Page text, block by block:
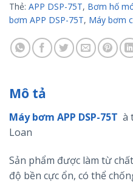
Thẻ: APP DSP-75T, Bơm hố
bơm APP DSP-75T, Máy bơm
Mô tả
Máy bơm APP DSP-75T à
Loan
Sản phẩm được làm từ
độ bền cực ổn, có thể